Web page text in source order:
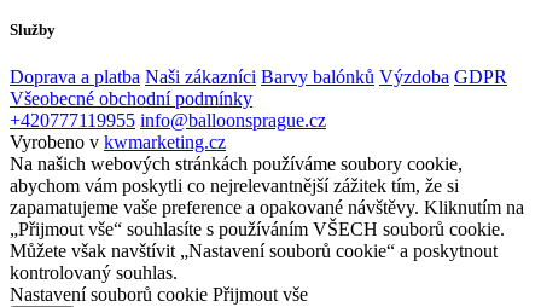
Služby
Doprava a platba Naši zákazníci Barvy balónků Výzdoba GDPR
Všeobecné obchodní podmínky
+420777119955 info@balloonsprague.cz
Vyrobeno v kwmarketing.cz
Na našich webových stránkách používáme soubory cookie,
abychom vám poskytli co nejrelevantnější zážitek tím, že si
zapamatujeme vaše preference a opakované návštěvy. Kliknutím na
„Přijmout vše“ souhlasíte s používáním VŠECH souborů cookie.
Můžete však navštívit „Nastavení souborů cookie“ a poskytnout
kontrolovaný souhlas.
Nastavení souborů cookie Přijmout vše